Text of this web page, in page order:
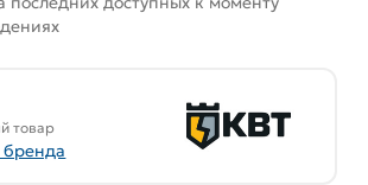
товар
бренда